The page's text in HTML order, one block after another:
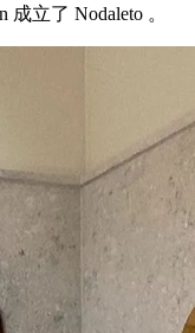
立了 Nodaleto 。